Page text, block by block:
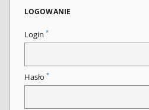
LOGOWANIE
Login *
Hasło *